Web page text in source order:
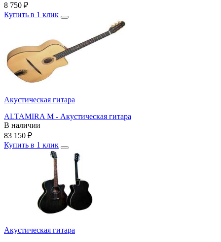
8 750 ₽
Купить в 1 клик
Акустическая гитара
ALTAMIRA M - Акустическая гитара
В наличии
83 150 ₽
Купить в 1 клик
Акустическая гитара